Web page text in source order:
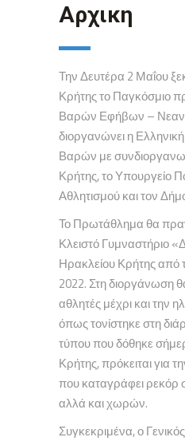
Αρχικη
Την Δευτέρα 2 Μαΐου
Κρήτης το Παγκόσμιο
Βαρών Εφήβων –
διοργανώνει η
Βαρών με
Κρήτης, το Υπουργείο
Αθλητισμού και τον
Το Πρωτάθλημα θα
Κλειστό Γυμναστήριο
Ηρακλείου Κρήτης από
2022. Στη διοργάνωση
αθλητές μέχρι και την
όπως τονίστηκε στη
τύπου που δόθηκε
Κρήτης, πρόκειται για
που καταγράφει ρεκόρ
αλλά και χωρών.
Συγκεκριμένα, ο